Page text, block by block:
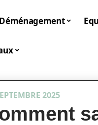
Déménagement
2025